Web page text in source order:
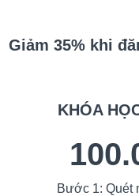
Giảm 35% khi
KHÓA
Bước 1: Quét